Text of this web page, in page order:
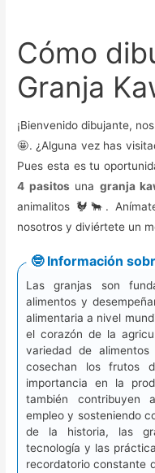
Cómo
Granja
¡Bienvenido dibujante,
🤩. ¿Alguna vez has
Pues esta es tu
4 pasitos una granja
animalitos 🐓🐂.
nosotros y diviértete un
🤓 Información
Las granjas son
alimentos y
alimentaria a nivel
el corazón de la
variedad de
cosechan los frutos
importancia en la
también contribuyen
empleo y sosteniendo
de la historia, las
tecnología y las
recordatorio constante